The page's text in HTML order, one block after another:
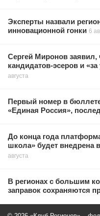
Эксперты назвали
инновационной гонки 6
Сергей Миронов заявил,
кандидатов-эсеров и
августа
Первый номер в
«Единая Россия»,
До конца года
школа» будет внедрена
августа
В регионах с большим
заправок сохраняются